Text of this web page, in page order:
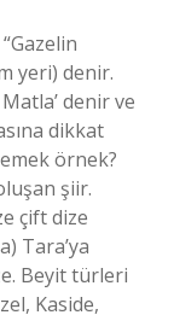
yeri) denir.
denir ve
dikkat
örnek?
şiir.
çift dize
Tara’ya
Beyit türleri
Kaside,